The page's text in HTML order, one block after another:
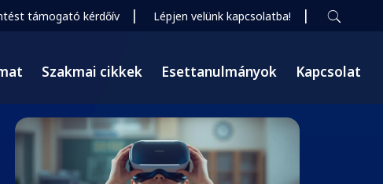
támogató kérdőív | Lépjen velünk kapcsolatba! |
Szakmai cikkek Esettanulmányok Kapcsolat